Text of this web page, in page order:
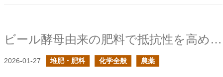
ビール酵母由来の肥料で抵抗性を高める時に必要なこと
2026-01-27 堆肥・肥料 化学全般 農薬